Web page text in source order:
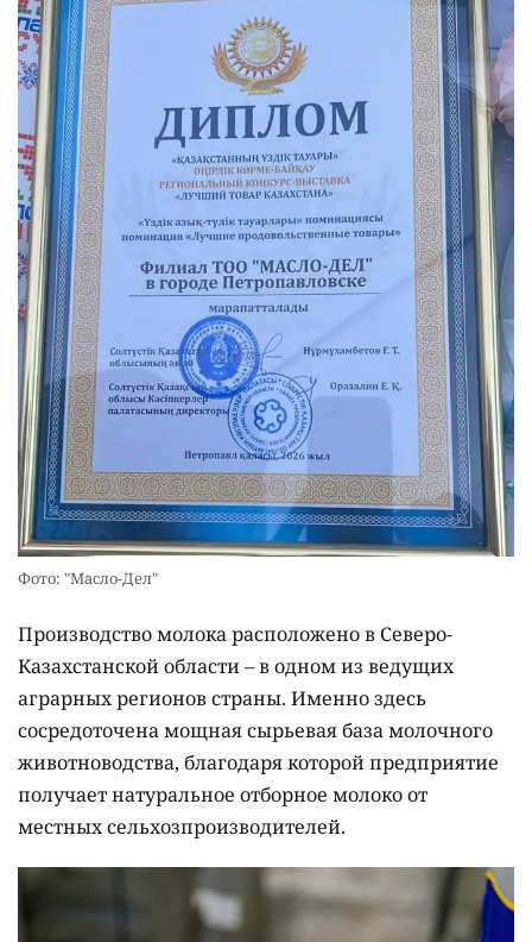
Фото: "Масло-Дел"
Производство молока расположено в Северо-
Казахстанской области – в одном из ведущих
аграрных регионов страны. Именно здесь
сосредоточена мощная сырьевая база молочного
животноводства, благодаря которой предприятие
получает натуральное отборное молоко от
местных сельхозпроизводителей.